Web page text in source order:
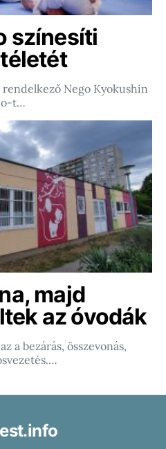
színesíti
Nego Kyokushin
t…
majd
az óvodák
a bezárás, összevonás,